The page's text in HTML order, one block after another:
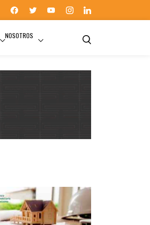
NOSOTROS